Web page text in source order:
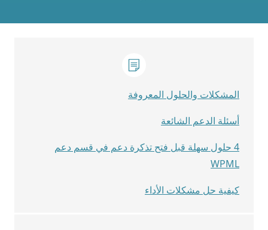
المشكلات والحلول المعروفة
أسئلة الدعم الشائعة
4 حلول سهلة قبل فتح تذكرة دعم في قسم دعم
WPML
كيفية حل مشكلات الأداء